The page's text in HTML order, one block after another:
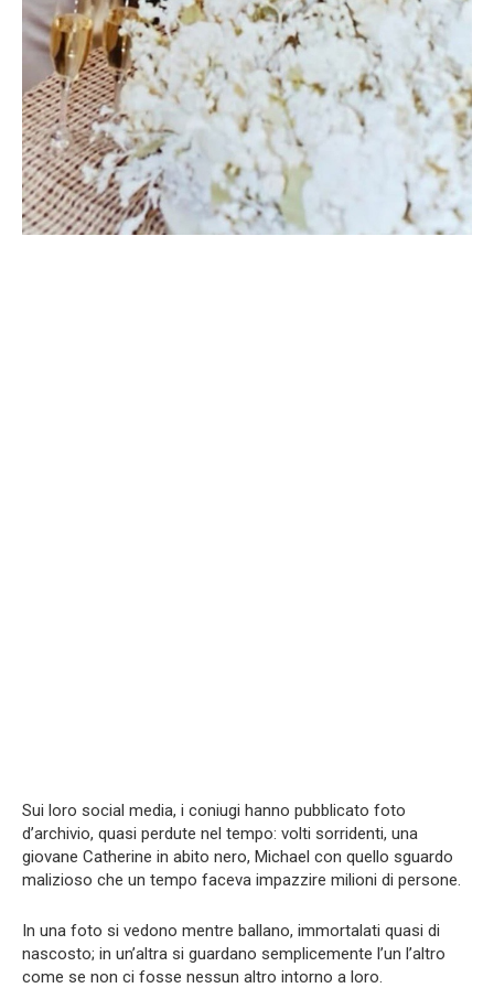
Sui loro social media, i coniugi hanno pubblicato foto
d’archivio, quasi perdute nel tempo: volti sorridenti, una
giovane Catherine in abito nero, Michael con quello sguardo
malizioso che un tempo faceva impazzire milioni di persone.
In una foto si vedono mentre ballano, immortalati quasi di
nascosto; in un’altra si guardano semplicemente l’un l’altro
come se non ci fosse nessun altro intorno a loro.